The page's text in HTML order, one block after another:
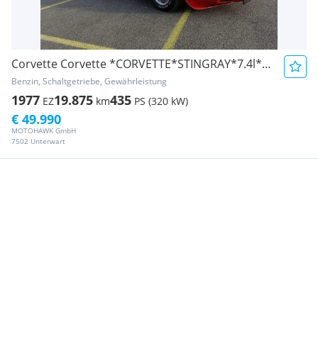
Corvette Corvette *CORVETTE*STINGRAY*7.4l*BIG*BLOCK*454*SCHALTER*
Benzin, Schaltgetriebe, Gewährleistung
1977 EZ19.875 km435 PS (320 kW)
MOTOHAWK GmbH
7502 Unterwart
€ 49.990